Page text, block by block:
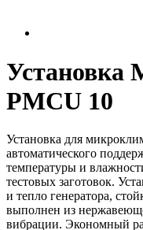
Установка
PMCU 10
Установка для
автоматического
температуры и
тестовых заготовок.
и тепло генератора,
выполнен из
вибрации. Экономный